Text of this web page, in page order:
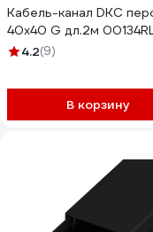
Кабель-канал DKC
40x40 G дл.2м
4.2(9)
В корзину